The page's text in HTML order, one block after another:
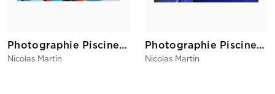
Photographie Piscine Deligny 2
Nicolas Martin
Photographie Piscine de Barcelone - La Fosse A Plongeon
Nicolas Martin